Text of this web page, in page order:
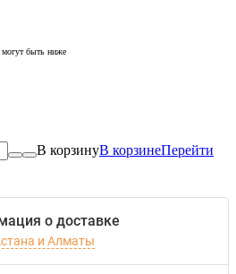
могут быть ниже
В корзинуВ корзинеПерейти
о доставке
и Алматы